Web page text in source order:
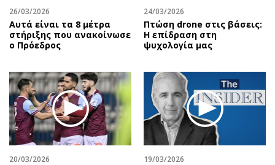
26/03/2026
Αυτά είναι τα 8 μέτρα
στήριξης που ανακοίνωσε
ο Πρόεδρος
24/03/2026
Πτώση drone στις βάσεις:
Η επίδραση στη
ψυχολογία μας
20/03/2026 19/03/2026